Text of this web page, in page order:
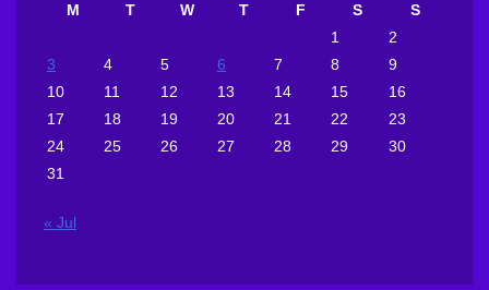
M
T W T F S
S
1
2
3
4 5 6 7 8
9
10
11 12 13 14 15
16
17
18 19 20 21 22
23
24
25 26 27 28 29
30
31
« Jul